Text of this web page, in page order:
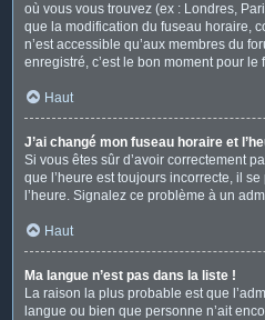
où vous vous trouvez (ex : Londres,
que la modification du fuseau horaire,
n’est accessible qu’aux membres du
enregistré, c’est le bon moment pour le
Haut
J’ai changé mon fuseau horaire et
Si vous êtes sûr d’avoir correctement
que l’heure est toujours incorrecte, il
l’heure. Signalez ce problème à un
Haut
Ma langue n’est pas dans la liste !
La raison la plus probable est que
langue ou bien que personne n’ait